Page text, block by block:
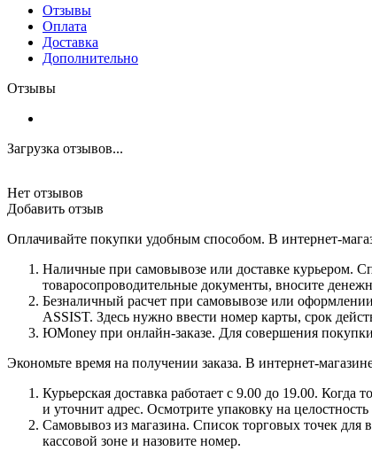
Отзывы
Оплата
Доставка
Дополнительно
Отзывы
Загрузка отзывов...
Нет отзывов
Добавить отзыв
Оплачивайте покупки удобным способом. В интернет-
Наличные при самовывозе или доставке курьером.
товаросопроводительные документы, вносите
Безналичный расчет при самовывозе или
ASSIST. Здесь нужно ввести номер карты, срок
ЮMoney при онлайн-заказе. Для совершения
Экономьте время на получении заказа. В интернет-
Курьерская доставка работает с 9.00 до 19.00. Когда
и уточнит адрес. Осмотрите упаковку на
Самовывоз из магазина. Список торговых точек для
кассовой зоне и назовите номер.